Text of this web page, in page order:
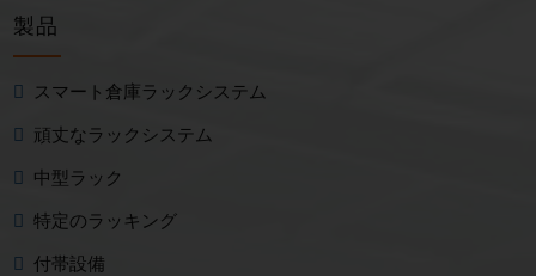
製品
スマート倉庫ラックシステム
頑丈なラックシステム
中型ラック
特定のラッキング
付帯設備